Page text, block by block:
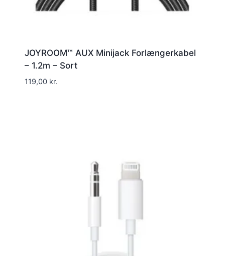
JOYROOM™ AUX Minijack Forlængerkabel
– 1.2m – Sort
119,00 kr.